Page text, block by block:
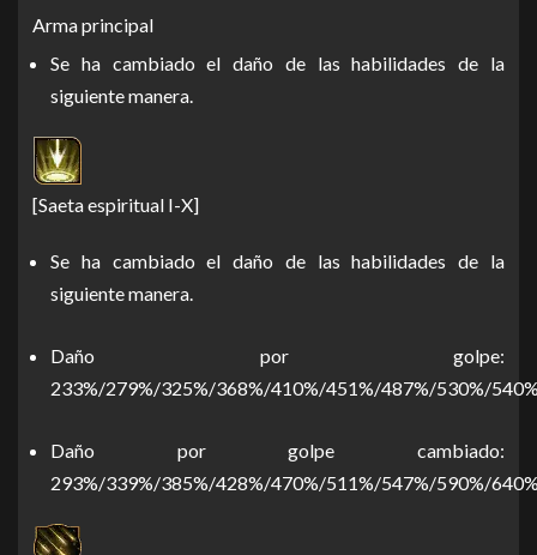
Arma principal
Se ha cambiado el daño de las habilidades de la
siguiente manera.
[Saeta espiritual I-X]
Se ha cambiado el daño de las habilidades de la
siguiente manera.
Daño por golpe:
233%/279%/325%/368%/410%/451%/487%/530%/
Daño por golpe cambiado:
293%/339%/385%/428%/470%/511%/547%/590%/